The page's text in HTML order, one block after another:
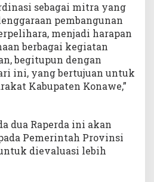
sebagai mitra yang
pembangunan
menjadi harapan
berbagai kegiatan
begitupun dengan
ini, yang bertujuan untuk
Kabupaten Konawe,”
dua Raperda ini akan
Pemerintah Provinsi
dievaluasi lebih